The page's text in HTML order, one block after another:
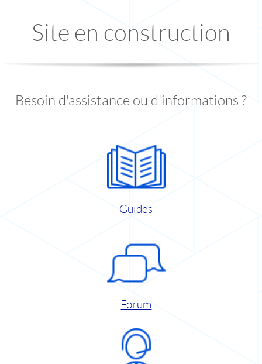
Site en construction
Besoin d'assistance ou d'informations ?
Guides
Forum